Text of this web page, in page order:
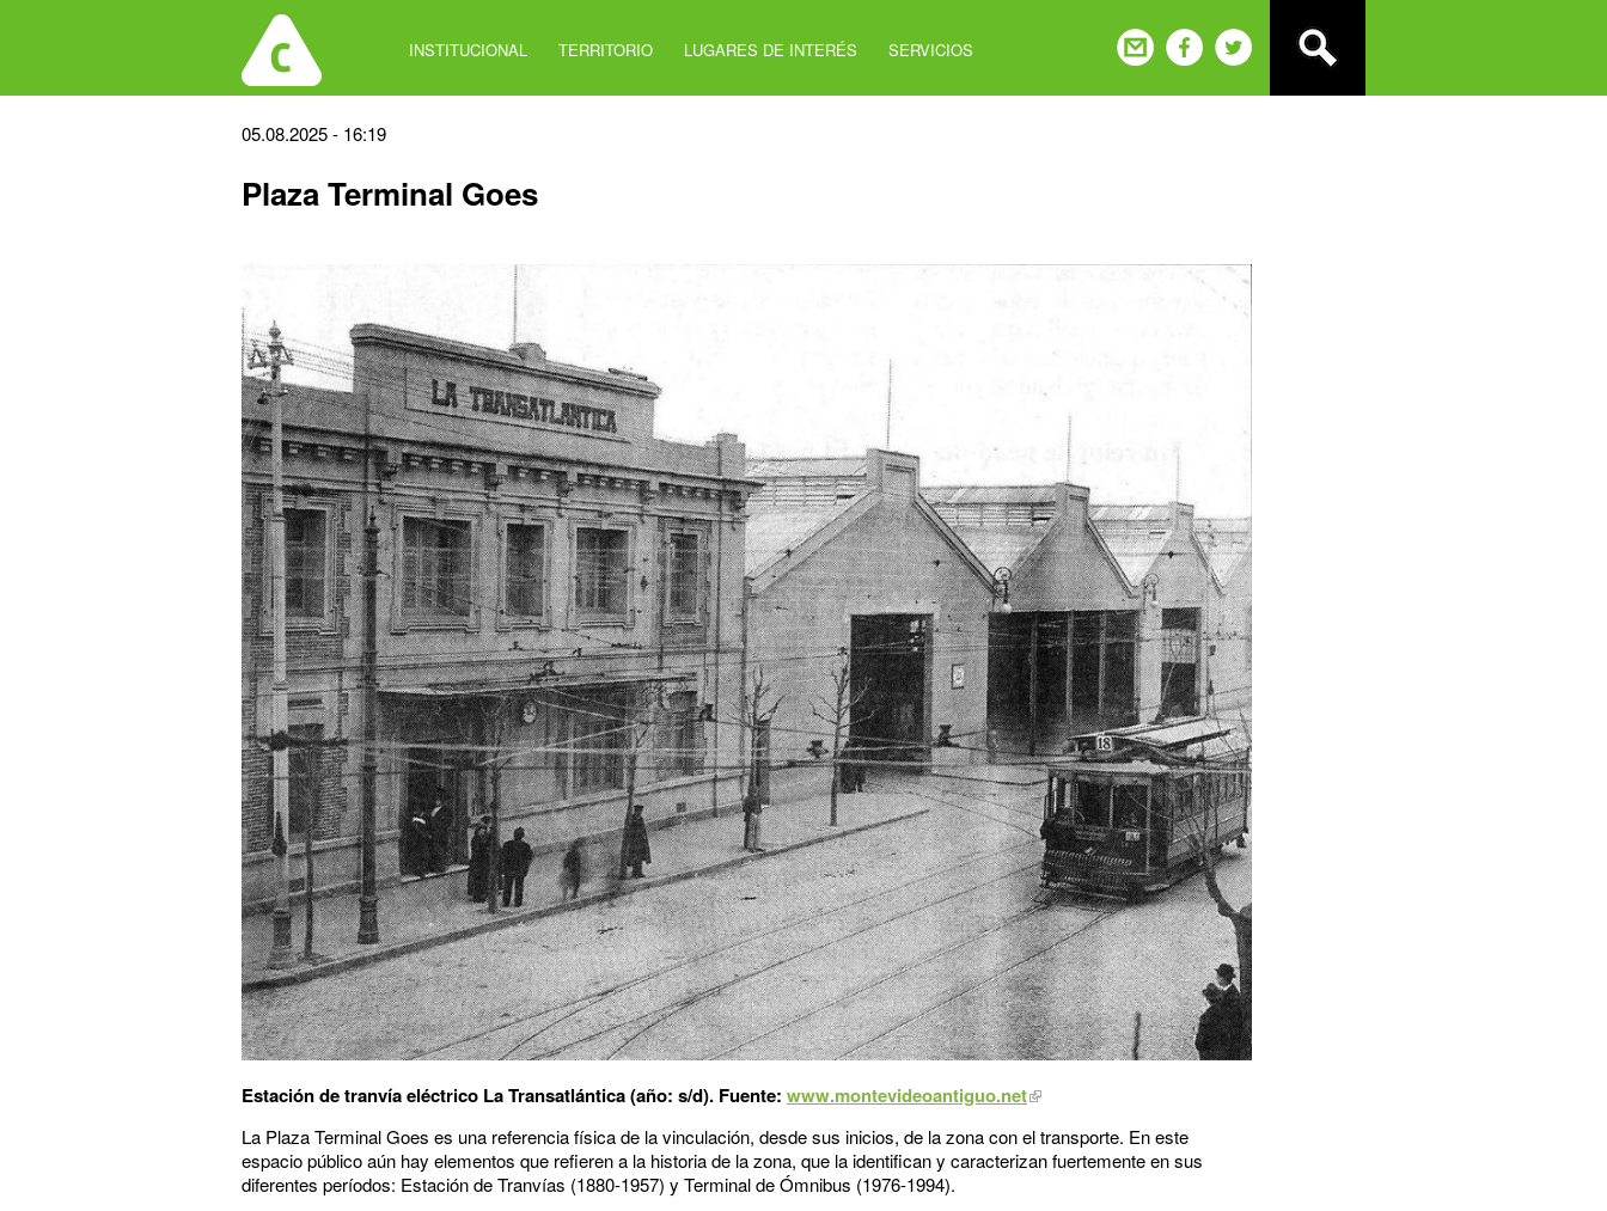
INSTITUCIONAL TERRITORIO LUGARES DE INTERÉS SERVICIOS
Back
top
05.08.2025 - 16:19
Plaza Terminal Goes
Estación de tranvía eléctrico La Transatlántica (año: s/d). Fuente: www.montevideoantiguo.net
La Plaza Terminal Goes es una referencia física de la vinculación, desde sus inicios, de la zona con el transporte. En este
espacio público aún hay elementos que refieren a la historia de la zona, que la identifican y caracterizan fuertemente en sus
diferentes períodos: Estación de Tranvías (1880-1957) y Terminal de Ómnibus (1976-1994).